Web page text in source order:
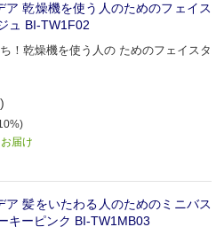
ア 乾燥機を使う人のためのフェイス
ュ BI-TW1F02
！乾燥機を使う人の ためのフェイスタ
届け
ア 髪をいたわる人のためのミニバス
キーピンク BI-TW1MB03